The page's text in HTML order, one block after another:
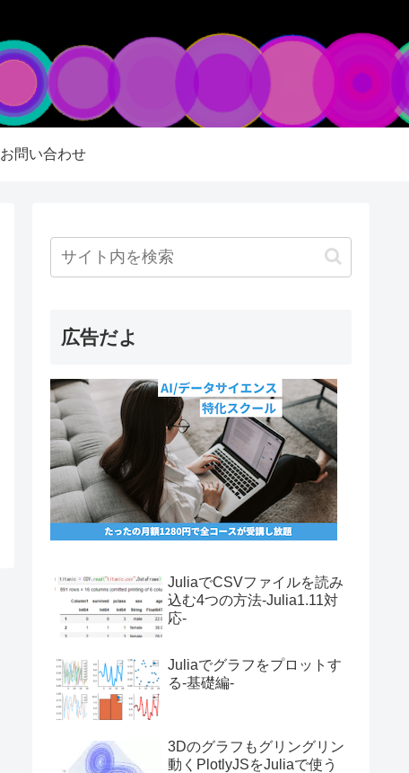
お問い合わせ
広告だよ
JuliaでCSVファイルを読み
込む4つの方法-Julia1.11対
応-
Juliaでグラフをプロットす
る-基礎編-
3Dのグラフもグリングリン
動くPlotlyJSをJuliaで使う